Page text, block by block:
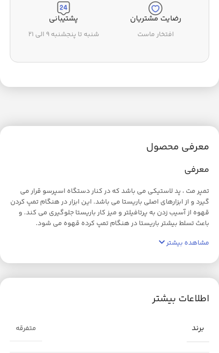
رضایت مشتریان
افتخار ماست
پشتیبانی
شنبه تا پنجشنبه ۹ الی ۲۱
معرفی محصول
معرفی
تمپر مت ، پد لاستیکی می باشد که در کنار دستگاه اسپرسو قرار می
گیرد و از ابزارهای اصلی باریستا می باشد. این ابزار در هنگام تمپ کردن
قهوه از آسیب زدن به پرتافیلتر و میز کار باریستا جلوگیری می کند. و
باعث تسلط بیشتر باریستا در هنگام تمپ کرده قهوه می شود.
مشاهده بیشتر
اطلاعات بیشتر
برند متفرقه